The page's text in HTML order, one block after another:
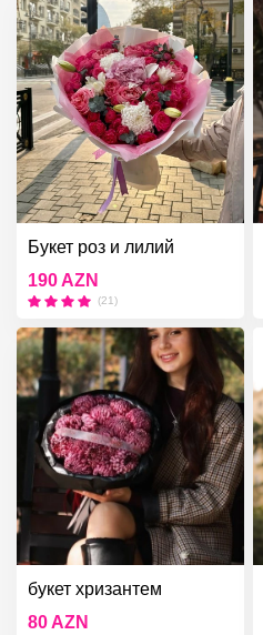
Букет роз и лилий
190 AZN
(21)
букет хризантем
80 AZN